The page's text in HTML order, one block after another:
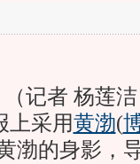
记者 杨莲洁
上采用黄渤(
渤的身影，